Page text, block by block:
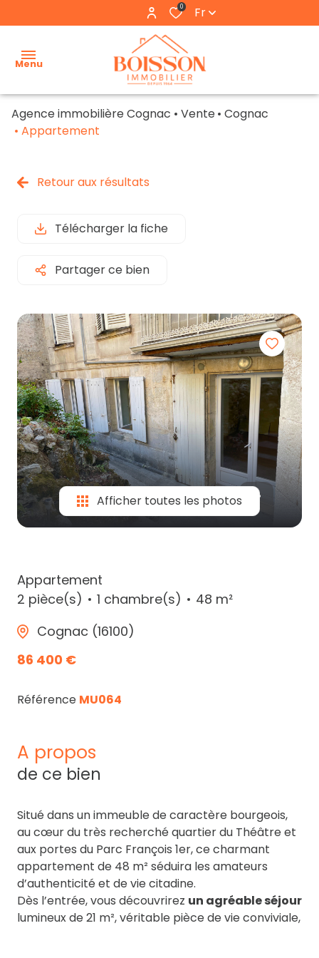
0 Fr
Menu
accueil
nos
locations
partenaires
contactez-
nous
Agence immobilière Cognac Vente
Cognac
Appartement
Retour aux résultats
Télécharger la fiche
Partager ce bien
Afficher toutes les photos
Appartement
2 pièce(s)
1 chambre(s)
48 m²
Cognac (16100)
86 400 €
Référence MU064
a propos
de ce bien
Situé dans un immeuble de caractère bourgeois,
au cœur du très recherché quartier du Théâtre et
aux portes du Parc François 1er, ce charmant
appartement de 48 m² séduira les amateurs
d’authenticité et de vie citadine.
Dès l’entrée, vous découvrirez un agréable séjour
lumineux de 21 m², véritable pièce de vie conviviale,